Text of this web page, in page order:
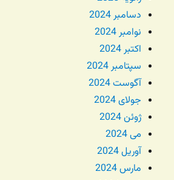
دسامبر 2024
نوامبر 2024
اکتبر 2024
سپتامبر 2024
آگوست 2024
جولای 2024
ژوئن 2024
می 2024
آوریل 2024
مارس 2024